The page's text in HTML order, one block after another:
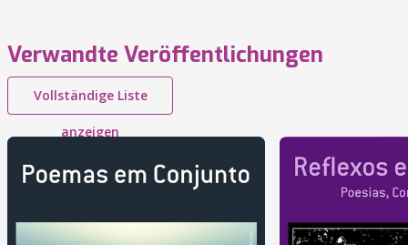
Verwandte Veröffentlichungen
Vollständige Liste
anzeigen